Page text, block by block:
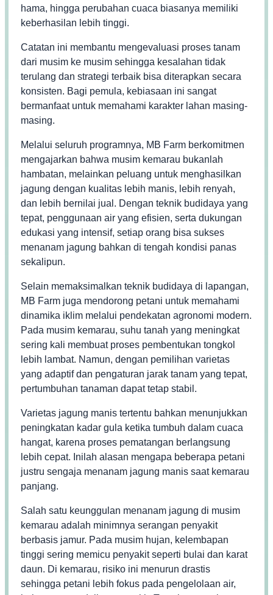
hama, hingga perubahan cuaca biasanya memiliki
keberhasilan lebih tinggi.
Catatan ini membantu mengevaluasi proses tanam
dari musim ke musim sehingga kesalahan tidak
terulang dan strategi terbaik bisa diterapkan secara
konsisten. Bagi pemula, kebiasaan ini sangat
bermanfaat untuk memahami karakter lahan masing-
masing.
Melalui seluruh programnya, MB Farm berkomitmen
mengajarkan bahwa musim kemarau bukanlah
hambatan, melainkan peluang untuk menghasilkan
jagung dengan kualitas lebih manis, lebih renyah,
dan lebih bernilai jual. Dengan teknik budidaya yang
tepat, penggunaan air yang efisien, serta dukungan
edukasi yang intensif, setiap orang bisa sukses
menanam jagung bahkan di tengah kondisi panas
sekalipun.
Selain memaksimalkan teknik budidaya di lapangan,
MB Farm juga mendorong petani untuk memahami
dinamika iklim melalui pendekatan agronomi modern.
Pada musim kemarau, suhu tanah yang meningkat
sering kali membuat proses pembentukan tongkol
lebih lambat. Namun, dengan pemilihan varietas
yang adaptif dan pengaturan jarak tanam yang tepat,
pertumbuhan tanaman dapat tetap stabil.
Varietas jagung manis tertentu bahkan menunjukkan
peningkatan kadar gula ketika tumbuh dalam cuaca
hangat, karena proses pematangan berlangsung
lebih cepat. Inilah alasan mengapa beberapa petani
justru sengaja menanam jagung manis saat kemarau
panjang.
Salah satu keunggulan menanam jagung di musim
kemarau adalah minimnya serangan penyakit
berbasis jamur. Pada musim hujan, kelembapan
tinggi sering memicu penyakit seperti bulai dan karat
daun. Di kemarau, risiko ini menurun drastis
sehingga petani lebih fokus pada pengelolaan air,